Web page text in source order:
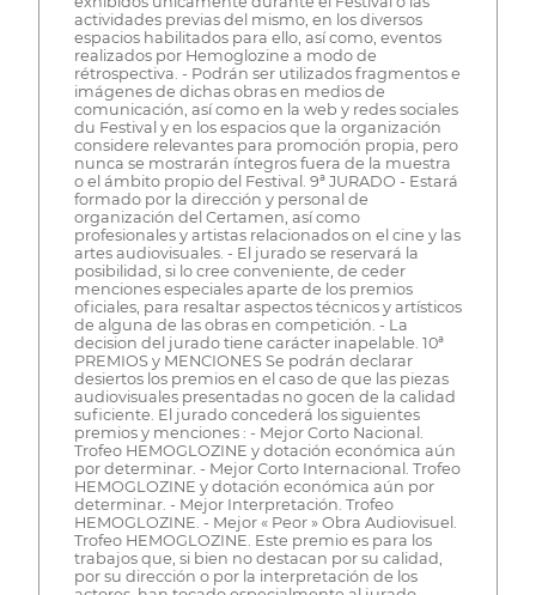
actividades previas del mismo, en los diversos
espacios habilitados para ello, así como, eventos
realizados por Hemoglozine a modo de
rétrospectiva. - Podrán ser utilizados fragmentos e
imágenes de dichas obras en medios de
comunicación, así como en la web y redes sociales
du Festival y en los espacios que la organización
considere relevantes para promoción propia, pero
nunca se mostrarán íntegros fuera de la muestra
o el ámbito propio del Festival. 9ª JURADO - Estará
formado por la dirección y personal de
organización del Certamen, así como
profesionales y artistas relacionados on el cine y las
artes audiovisuales. - El jurado se reservará la
posibilidad, si lo cree conveniente, de ceder
menciones especiales aparte de los premios
oficiales, para resaltar aspectos técnicos y artísticos
de alguna de las obras en competición. - La
decision del jurado tiene carácter inapelable. 10ª
PREMIOS y MENCIONES Se podrán declarar
desiertos los premios en el caso de que las piezas
audiovisuales presentadas no gocen de la calidad
suficiente. El jurado concederá los siguientes
premios y menciones : - Mejor Corto Nacional.
Trofeo HEMOGLOZINE y dotación económica aún
por determinar. - Mejor Corto Internacional. Trofeo
HEMOGLOZINE y dotación económica aún por
determinar. - Mejor Interpretación. Trofeo
HEMOGLOZINE. - Mejor « Peor » Obra Audiovisuel.
Trofeo HEMOGLOZINE. Este premio es para los
trabajos que, si bien no destacan por su calidad,
por su dirección o por la interpretación de los